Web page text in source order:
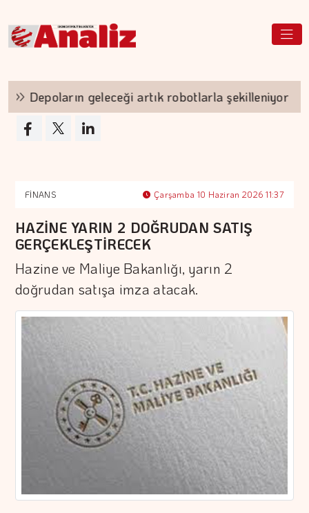
Depoların geleceği artık robotlarla şekilleniyor
FİNANS Çarşamba 10 Haziran 2026 11:37
HAZİNE YARIN 2 DOĞRUDAN SATIŞ
GERÇEKLEŞTİRECEK
Hazine ve Maliye Bakanlığı, yarın 2
doğrudan satışa imza atacak.